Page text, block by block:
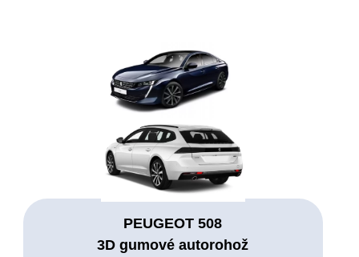
PEUGEOT 508
3D gumové autorohož